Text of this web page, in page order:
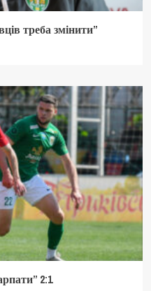
треба змінити”
2:1